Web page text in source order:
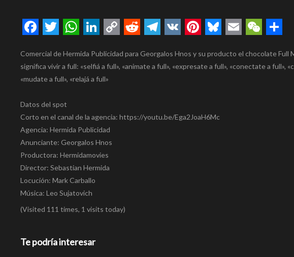
Link
Comercial de Hermida Publicidad para Georgalos Hnos y su producto el chocolate
significa vivir a full: «selfiá a full», «animate a full», «expresate a full», «conectate a full»,
«mudate a full», «relajá a full»
Datos del spot
Corto en el canal de la agencia: https://youtu.be/Ega2JoaH6Mc
Agencia: Hermida Publicidad
Anunciante: Georgalos Hnos
Productora: Hermidamovies
Director: Sebastian Hermida
Locución: Mark Carballo
Música: Leo Sujatovich
(Visited 111 times, 1 visits today)
Te podría interesar